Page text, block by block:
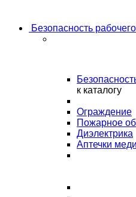
Безопасность
к каталогу
Ограждение
Пожарное
Диэлектрика
Аптечки